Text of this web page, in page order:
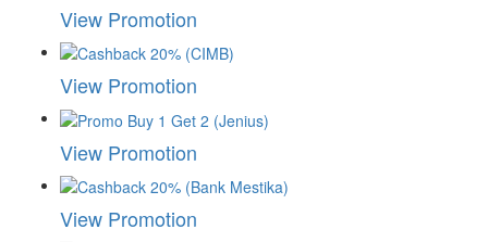
View Promotion
View Promotion
View Promotion
View Promotion